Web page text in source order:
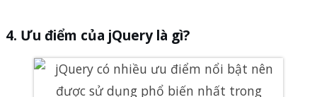
Ưu điểm của jQuery là gì?